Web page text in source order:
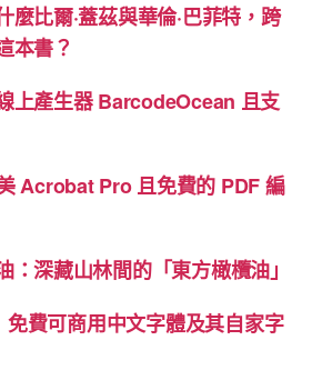
麼比爾·蓋茲與華倫·巴菲特，跨
本書？
上產生器 BarcodeOcean 且支
Acrobat Pro 且免費的 PDF 編
：深藏山林間的「東方橄欖油」
費可商用中文字體及其自家字